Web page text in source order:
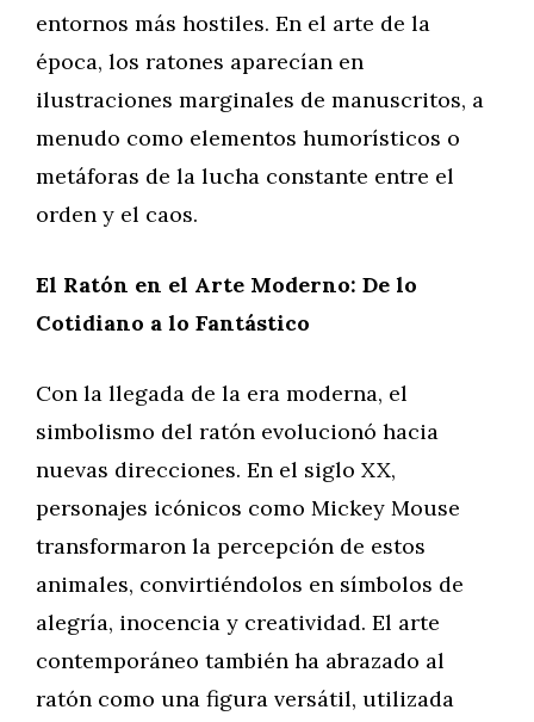
entornos más hostiles. En el arte de la
época, los ratones aparecían en
ilustraciones marginales de manuscritos, a
menudo como elementos humorísticos o
metáforas de la lucha constante entre el
orden y el caos.
El Ratón en el Arte Moderno: De lo
Cotidiano a lo Fantástico
Con la llegada de la era moderna, el
simbolismo del ratón evolucionó hacia
nuevas direcciones. En el siglo XX,
personajes icónicos como Mickey Mouse
transformaron la percepción de estos
animales, convirtiéndolos en símbolos de
alegría, inocencia y creatividad. El arte
contemporáneo también ha abrazado al
ratón como una figura versátil, utilizada